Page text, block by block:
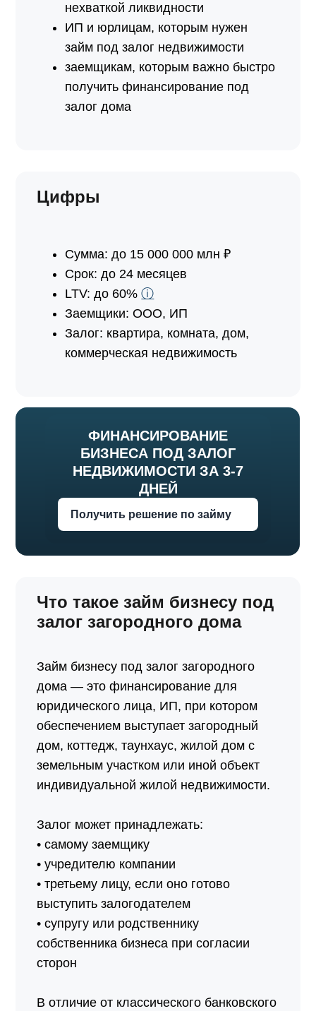
нехваткой ликвидности
ИП и юрлицам, которым нужен
займ под залог недвижимости
заемщикам, которым важно быстро
получить финансирование под
залог дома
Цифры
Сумма: до 15 000 000 млн ₽
Срок: до 24 месяцев
LTV: до 60%ⓘ
Заемщики: ООО, ИП
Залог: квартира, комната, дом,
коммерческая недвижимость
ФИНАНСИРОВАНИЕ
БИЗНЕСА ПОД ЗАЛОГ
НЕДВИЖИМОСТИ ЗА 3-7
ДНЕЙ
Получить решение по займу
Что такое займ бизнесу под
залог загородного дома
Займ бизнесу под залог загородного
дома — это финансирование для
юридического лица, ИП, при котором
обеспечением выступает загородный
дом, коттедж, таунхаус, жилой дом с
земельным участком или иной объект
индивидуальной жилой недвижимости.
Залог может принадлежать:
• самому заемщику
• учредителю компании
• третьему лицу, если оно готово
выступить залогодателем
• супругу или родственнику
собственника бизнеса при согласии
сторон
В отличие от классического банковского